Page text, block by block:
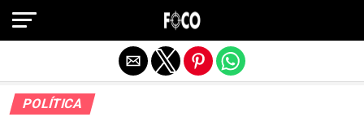
POLÍTICA
Salir de la versión móvil